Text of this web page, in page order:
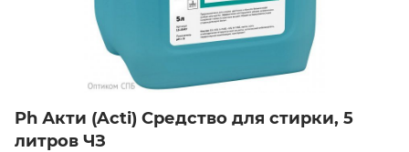
Ph Акти (Acti) Средство для стирки, 5
литров ЧЗ